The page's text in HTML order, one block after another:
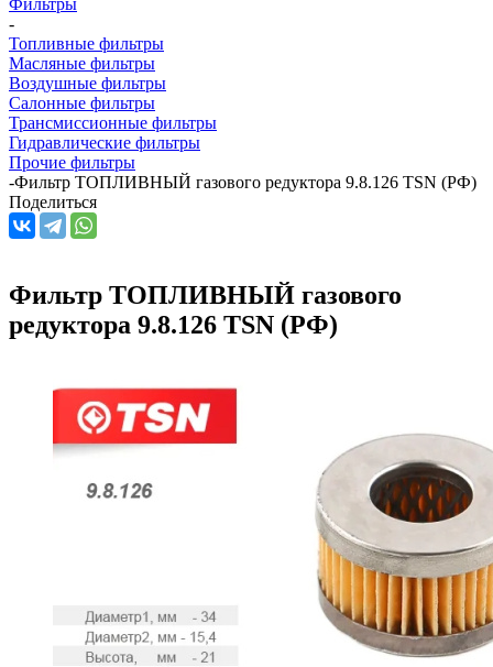
-
Топливные фильтры
Масляные фильтры
Воздушные фильтры
Салонные фильтры
Трансмиссионные фильтры
Гидравлические фильтры
Прочие фильтры
-Фильтр ТОПЛИВНЫЙ газового редуктора 9.8.126 TSN (РФ)
Поделиться
Фильтр ТОПЛИВНЫЙ газового
редуктора 9.8.126 TSN (РФ)